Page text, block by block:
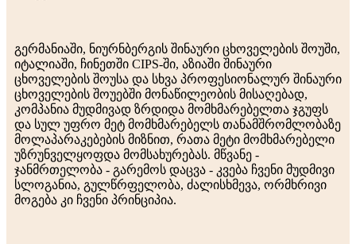
გერმანიაში, ნიურნბერგის შინაური ცხოველების შოუში,
იტალიაში, ჩინეთში CIPS-ში, აზიაში შინაური
ცხოველების შოუსა და სხვა პროფესიონალურ შინაური
ცხოველების შოუებში მონაწილეობის მისაღებად,
კომპანია მუდმივად ზრდიდა მომხმარებელთა ჯგუფს
და სულ უფრო მეტ მომხმარებელს თანამშრომლობაზე
მოლაპარაკებების მიზნით, რათა მეტი მომხმარებელი
უზრუნველყოფდა მომსახურებას. მწვანე -
ჯანმრთელობა - გარემოს დაცვა - კვება ჩვენი მუდმივი
სლოგანია, გულწრფელობა, ძალისხმევა, ორმხრივი
მოგება კი ჩვენი პრინციპია.